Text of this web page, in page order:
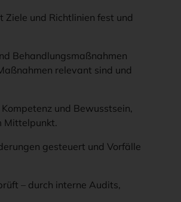
und Richtlinien fest und
Behandlungsmaßnahmen
relevant sind und
und Bewusstsein,
Mittelpunkt.
gesteuert und Vorfälle
– durch interne Audits,